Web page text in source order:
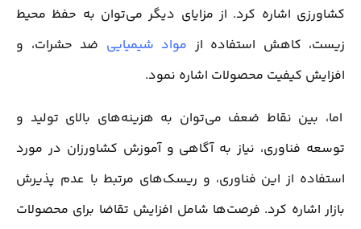
کشاورزی اشاره کرد. از مزایای دیگر می‌توان به حفظ محیط
زیست، کاهش استفاده ازمواد شیمیایی ضد حشرات، و
افزایش کیفیت محصولات اشاره نمود.
اما، بین نقاط ضعف می‌توان به هزینه‌های بالای تولید و
توسعه فناوری، نیاز به آگاهی و آموزش کشاورزان در مورد
استفاده از این فناوری، و ریسک‌های مرتبط با عدم پذیرش
بازار اشاره کرد. فرصت‌ها شامل افزایش تقاضا برای محصولات